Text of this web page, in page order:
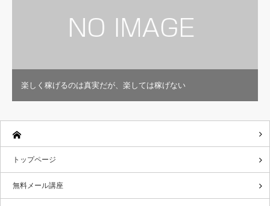
楽しく稼げるのは真実だが、楽しては稼げない
トップページ
無料メール講座